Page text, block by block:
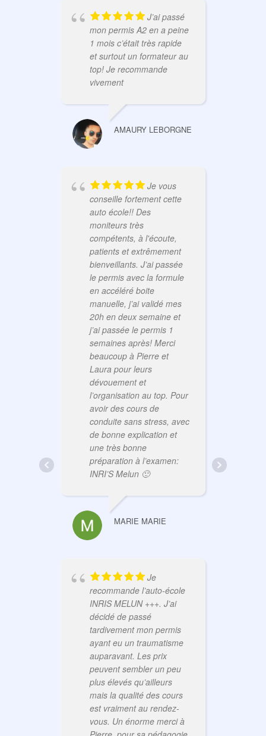
J’ai passé
mon permis A2 en a peine
1 mois c’était très rapide
et surtout un formateur au
top! Je recommande
vivement
AMAURY LEBORGNE
Je vous
conseille fortement cette
auto école!! Des
moniteurs très
compétents, à l'écoute,
patients et extrêmement
bienveillants. J’ai passée
le permis avec la formule
en accéléré boite
manuelle, j’ai validé mes
20h en deux semaine et
j’ai passée le permis 1
semaines après! Merci
beaucoup à Pierre et
Laura pour leurs
dévouement et
l’organisation au top. Pour
avoir des cours de
conduite sans stress, avec
de bonne explication et
une très bonne
préparation à l’examen:
INRI’S Melun 🙂
MARIE MARIE
Je
recommande l’auto-école
INRIS MELUN +++. J’ai
décidé de passé
tardivement mon permis
ayant eu un traumatisme
auparavant. Les prix
peuvent sembler un peu
plus élevés qu’ailleurs
mais la qualité des cours
est vraiment au rendez-
vous. Un énorme merci à